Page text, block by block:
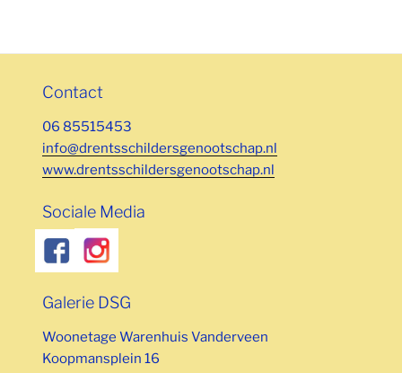
Contact
06 85515453
info@drentsschildersgenootschap.nl
www.drentsschildersgenootschap.nl
Sociale Media
Galerie DSG
Woonetage Warenhuis Vanderveen
Koopmansplein 16